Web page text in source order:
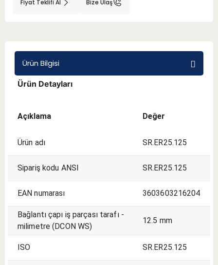
Adaptörler
Aksesuarlar
Fiyat Teklifi Al Bize Ulaş
Ürün Bilgisi
Ürün Detayları
Açıklama Değer
Ürün adı SR.ER25.125
Sipariş kodu ANSI SR.ER25.125
EAN numarası 3603603216204
Bağlantı çapı iş parçası tarafı -
milimetre (DCON WS)
12.5 mm
ISO SR.ER25.125